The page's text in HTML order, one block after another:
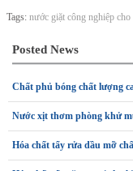
Tags: nước giặt công nghiệp
Posted News
Chất phủ bóng chất lượng
Nước xịt thơm phòng khử
Hóa chất tẩy rửa dầu mỡ